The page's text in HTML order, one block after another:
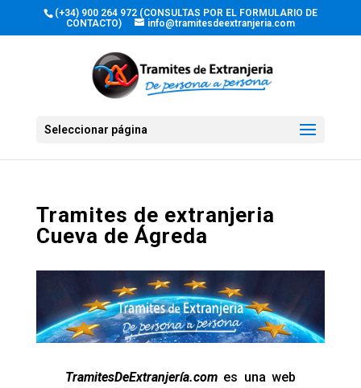
(+34) 900 264 972 (CONSULTAS POR EL FORMULARIO DE
CONTACTO)
info@tramitesdeextranjeria.com
Seleccionar página
Tramites de extranjeria
Cueva de Ágreda
TramitesDeExtranjería.comes una web